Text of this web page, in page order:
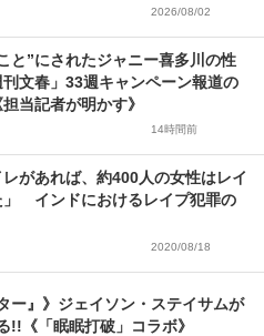
2026/08/02
と”にされたジャニー喜多川の性
文春」33週キャンペーン報道の
当記者が明かす》
14時間前
レがあれば、約400人の女性はレイ
」 インドにおけるレイプ犯罪の
2020/08/18
ー』》ジェイソン・ステイサムが
!!《「眠眠打破」コラボ》